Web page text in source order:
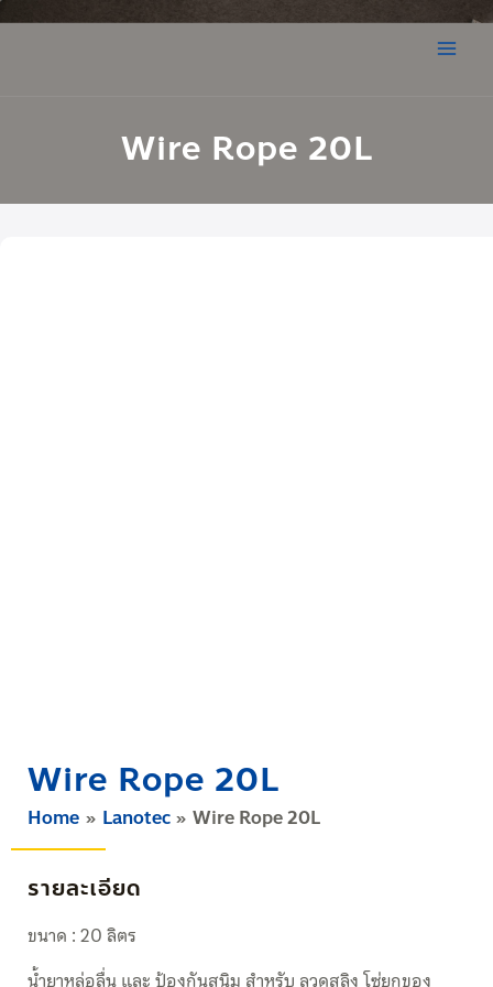
Wire Rope 20L
Wire Rope 20L
Home Lanotec Wire Rope 20L
รายละเอียด
ขนาด : 20 ลิตร
น้ำยาหล่อลื่น และ ป้องกันสนิม สำหรับ ลวดสลิง โซ่ยกของ